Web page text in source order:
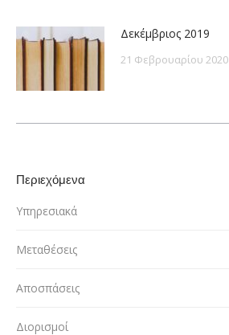
Δεκέμβριος 2019
21 Φεβρουαρίου 2020
Περιεχόμενα
Υπηρεσιακά
Μεταθέσεις
Αποσπάσεις
Διορισμοί